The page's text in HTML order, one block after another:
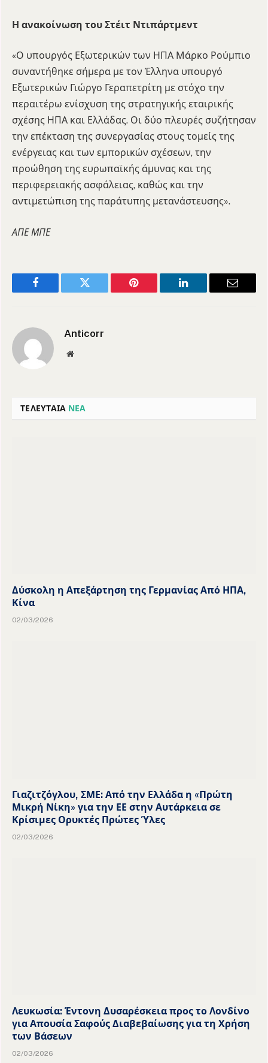
Η ανακοίνωση του Στέιτ Ντιπάρτμεντ
«Ο υπουργός Εξωτερικών των ΗΠΑ Μάρκο Ρούμπιο
συναντήθηκε σήμερα με τον Έλληνα υπουργό
Εξωτερικών Γιώργο Γεραπετρίτη με στόχο την
περαιτέρω ενίσχυση της στρατηγικής εταιρικής
σχέσης ΗΠΑ και Ελλάδας. Οι δύο πλευρές συζήτησαν
την επέκταση της συνεργασίας στους τομείς της
ενέργειας και των εμπορικών σχέσεων, την
προώθηση της ευρωπαϊκής άμυνας και της
περιφερειακής ασφάλειας, καθώς και την
αντιμετώπιση της παράτυπης μετανάστευσης».
ΑΠΕ ΜΠΕ
Facebook Twitter Pinterest LinkedIn Email
Anticorr
Website
ΤΕΛΕΥΤΑΙΑ ΝΕΑ
Δύσκολη η Απεξάρτηση της Γερμανίας Από ΗΠΑ,
Κίνα
02/03/2026
Γιαζιτζόγλου, ΣΜΕ: Από την Ελλάδα η «Πρώτη
Μικρή Νίκη» για την ΕΕ στην Αυτάρκεια σε
Κρίσιμες Ορυκτές Πρώτες Ύλες
02/03/2026
Λευκωσία: Έντονη Δυσαρέσκεια προς το Λονδίνο
για Απουσία Σαφούς Διαβεβαίωσης για τη Χρήση
των Βάσεων
02/03/2026